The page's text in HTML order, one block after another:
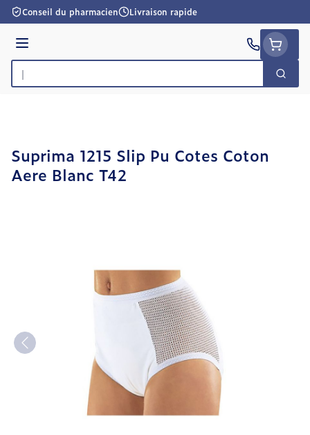
Aller au contenu
Conseil du pharmacien Livraison rapide
Menu
Rechercher
Suprima 1215 Slip Pu Cotes Coton
Aere Blanc T42